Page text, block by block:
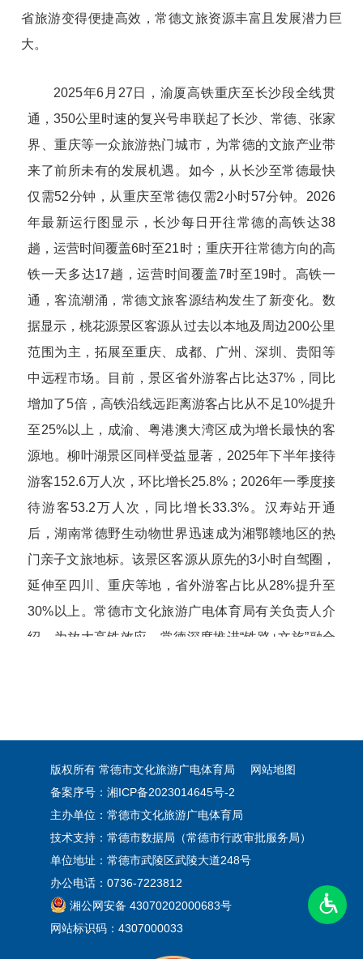
省旅游变得便捷高效，常德文旅资源丰富且发展潜力巨
大。
2025年6月27日，渝厦高铁重庆至长沙段全线贯
通，350公里时速的复兴号串联起了长沙、常德、张家
界、重庆等一众旅游热门城市，为常德的文旅产业带
来了前所未有的发展机遇。如今，从长沙至常德最快
仅需52分钟，从重庆至常德仅需2小时57分钟。2026
年最新运行图显示，长沙每日开往常德的高铁达38
趟，运营时间覆盖6时至21时；重庆开往常德方向的高
铁一天多达17趟，运营时间覆盖7时至19时。 高铁一
通，客流潮涌，常德文旅客源结构发生了新变化。数
据显示，桃花源景区客源从过去以本地及周边200公里
范围为主，拓展至重庆、成都、广州、深圳、贵阳等
中远程市场。目前，景区省外游客占比达37%，同比
增加了5倍，高铁沿线远距离游客占比从不足10%提升
至25%以上，成渝、粤港澳大湾区成为增长最快的客
源地。柳叶湖景区同样受益显著，2025年下半年接待
游客152.6万人次，环比增长25.8%；2026年一季度接
待游客53.2万人次，同比增长33.3%。汉寿站开通
后，湖南常德野生动物世界迅速成为湘鄂赣地区的热
门亲子文旅地标。该景区客源从原先的3小时自驾圈，
延伸至四川、重庆等地，省外游客占比从28%提升至
30%以上。常德市文化旅游广电体育局有关负责人介
绍，为放大高铁效应，常德深度推进“铁路+文旅”融合
花季等关键节点，动态增开临客，直达西洞庭、湖南
常德野生动物世界等核心景区。“未来，我们将紧扣省
委省政府部署，全力服务大张家界国际旅游区建设，
推动渝湘高铁文旅黄金线成形成势。欢迎全国游客多
来常德、常来常德。”
版权所有 常德市文化旅游广电体育局
网站地图
备案序号：湘ICP备2023014645号-2
主办单位：常德市文化旅游广电体育局
技术支持：常德市数据局（常德市行政审批服务局）
单位地址：常德市武陵区武陵大道248号
办公电话：0736-7223812
湘公网安备 43070202000683号
网站标识码：4307000033